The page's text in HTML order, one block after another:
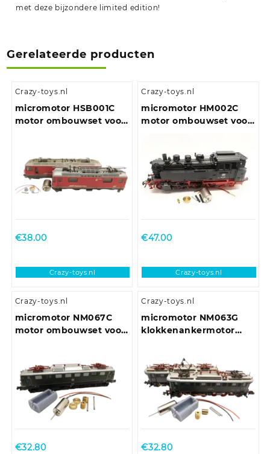
met deze bijzondere limited edition!
Gerelateerde producten
Crazy-toys.nl
micromotor HSB001C
motor ombouwset voor
met Schnittstelle en
vliegwiel)
€38.00
Crazy-toys.nl
Crazy-toys.nl
micromotor HM002C
motor ombouwset voor
€47.00
Crazy-toys.nl
Crazy-toys.nl
micromotor NM067C
motor ombouwset voor
€32.80
Crazy-toys.nl
micromotor NM063G
klokkenankermotor
BR 175, E 75
€32.80